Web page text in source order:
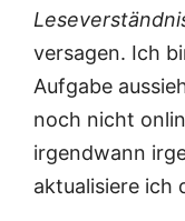
versagen. Ich
Aufgabe
noch nicht
irgendwann
aktualisiere ich